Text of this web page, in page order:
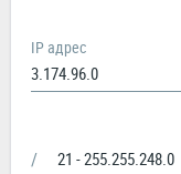
IP адрес
/